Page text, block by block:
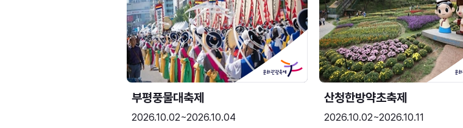
부평풍물대축제
2026.10.02~2026.10.04
산청한방약초축제
2026.10.02~2026.10.11